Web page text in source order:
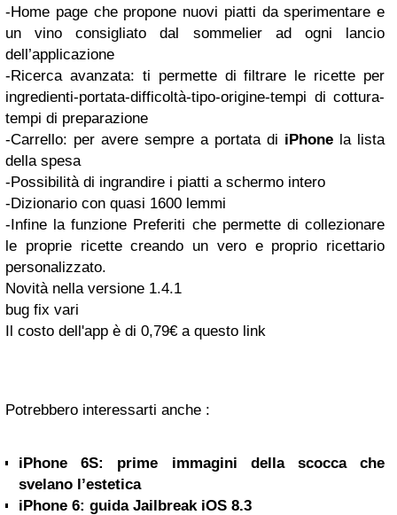
-Home page che propone nuovi piatti da sperimentare e
un vino consigliato dal sommelier ad ogni lancio
dell’applicazione
-Ricerca avanzata: ti permette di filtrare le ricette per
ingredienti-portata-difficoltà-tipo-origine-tempi di cottura-
tempi di preparazione
-Carrello: per avere sempre a portata di iPhone la lista
della spesa
-Possibilità di ingrandire i piatti a schermo intero
-Dizionario con quasi 1600 lemmi
-Infine la funzione Preferiti che permette di collezionare
le proprie ricette creando un vero e proprio ricettario
personalizzato.
Novità nella versione 1.4.1
bug fix vari
Il costo dell'app è di 0,79€ a questo link
Potrebbero interessarti anche :
iPhone 6S: prime immagini della scocca che
svelano l’estetica
iPhone 6: guida Jailbreak iOS 8.3